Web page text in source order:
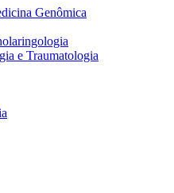
Genômica
e Traumatologia